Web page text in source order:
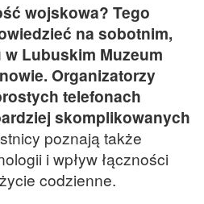
wojskowa? Tego
na sobotnim,
Lubuskim Muzeum
Organizatorzy
telefonach
skomplikowanych
poznają także
i wpływ łączności
codzienne.